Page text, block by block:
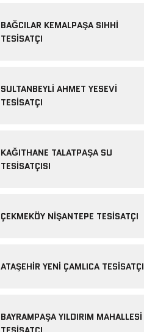
BAĞCILAR KEMALPAŞA SIHHI
TESISATÇI
SULTANBEYLI AHMET YESEVI
TESISATÇI
KAĞITHANE TALATPAŞA SU
TESISATÇISI
ÇEKMEKÖY NIŞANTEPE TESISATÇI
ATAŞEHIR YENI ÇAMLICA TESISATÇI
BAYRAMPAŞA YILDIRIM MAHALLESI